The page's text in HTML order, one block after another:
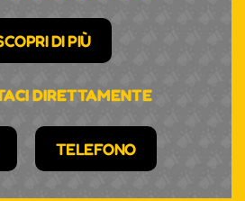
DI PIÙ
DIRETTAMENTE
TELEFONO